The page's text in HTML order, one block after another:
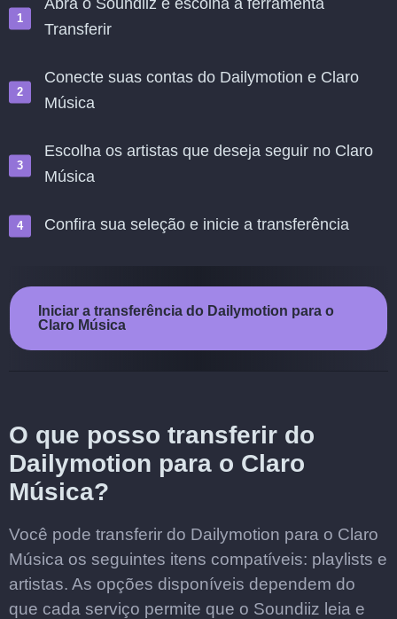
Abra o Soundiiz e escolha a ferramenta
Transferir
Conecte suas contas do Dailymotion e Claro
Música
Escolha os artistas que deseja seguir no Claro
Música
Confira sua seleção e inicie a transferência
Iniciar a transferência do Dailymotion para o
Claro Música
O que posso transferir do
Dailymotion para o Claro
Música?
Você pode transferir do Dailymotion para o Claro
Música os seguintes itens compatíveis: playlists e
artistas. As opções disponíveis dependem do
que cada serviço permite que o Soundiiz leia e